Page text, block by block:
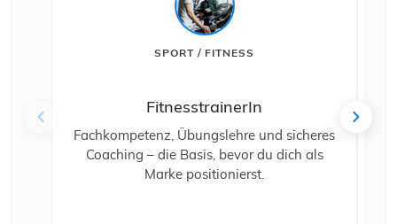
SPORT / FITNESS
FitnesstrainerIn
Fachkompetenz, Übungslehre und sicheres
Coaching – die Basis, bevor du dich als
Marke positionierst.